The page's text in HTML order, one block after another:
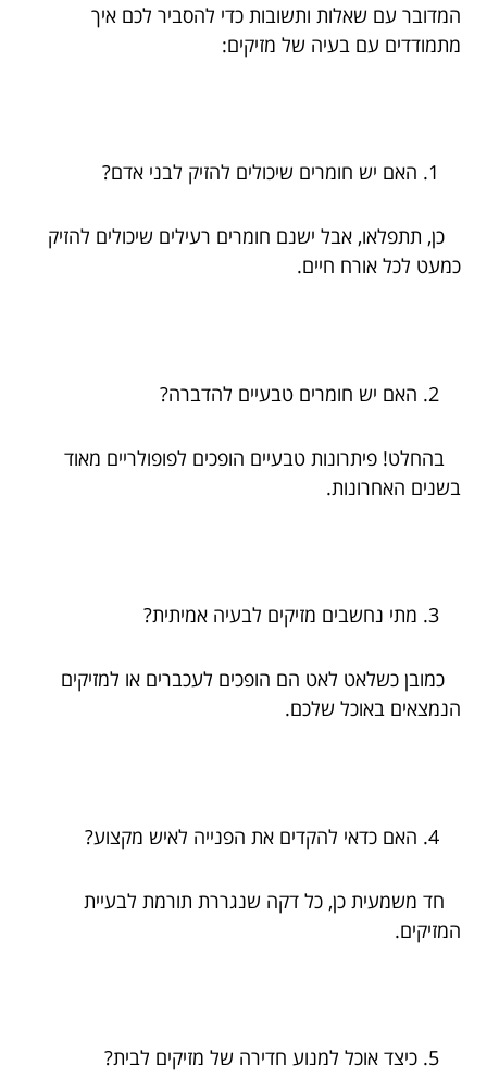
המדובר עם שאלות ותשובות כדי להסביר לכם איך
מתמודדים עם בעיה של מזיקים:
האם יש חומרים שיכולים להזיק לבני אדם?
כן, תתפלאו, אבל ישנם חומרים רעילים שיכולים להזיק
כמעט לכל אורח חיים.
האם יש חומרים טבעיים להדברה?
בהחלט! פיתרונות טבעיים הופכים לפופולריים מאוד
בשנים האחרונות.
מתי נחשבים מזיקים לבעיה אמיתית?
כמובן כשלאט לאט הם הופכים לעכברים או למזיקים
הנמצאים באוכל שלכם.
האם כדאי להקדים את הפנייה לאיש מקצוע?
חד משמעית כן, כל דקה שנגררת תורמת לבעיית
המזיקים.
כיצד אוכל למנוע חדירה של מזיקים לבית?